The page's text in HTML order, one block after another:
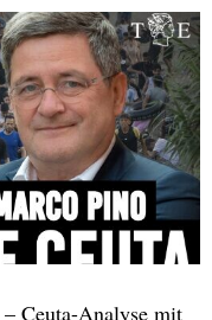
Ceuta-Analyse mit